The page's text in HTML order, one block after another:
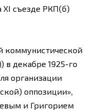
XI съезде РКП(б)
коммунистической
в декабре 1925-го
организации
оппозиции»,
и Григорием